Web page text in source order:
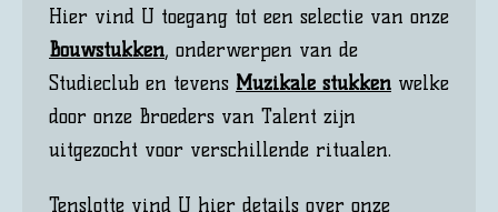
Hier vind U toegang tot een selectie van onze
Bouwstukken, onderwerpen van de
Studieclub en tevens Muzikale stukken welke
door onze Broeders van Talent zijn
uitgezocht voor verschillende ritualen.
Tenslotte vind U hier details over onze